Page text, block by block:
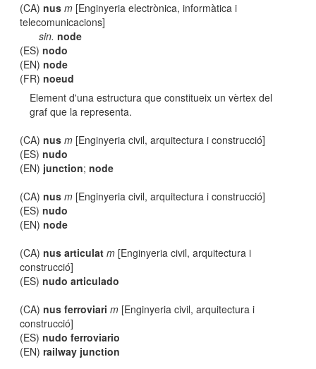
(CA)nus m [Enginyeria electrònica, informàtica i
telecomunicacions]
sin. node
(ES)nodo
(EN)node
(FR)noeud
Element d'una estructura que constitueix un vèrtex del
graf que la representa.
(CA)nus m [Enginyeria civil, arquitectura i construcció]
(ES)nudo
(EN) junction;node
(CA)nus m [Enginyeria civil, arquitectura i construcció]
(ES)nudo
(EN)node
(CA)nus articulat m [Enginyeria civil, arquitectura i
construcció]
(ES)nudo articulado
(CA)nus ferroviari m [Enginyeria civil, arquitectura i
construcció]
(ES)nudo ferroviario
(EN)railway junction